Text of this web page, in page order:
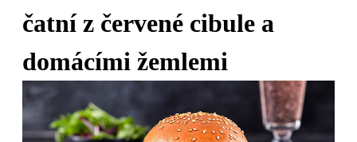
čatní z červené cibule a
domácími žemlemi